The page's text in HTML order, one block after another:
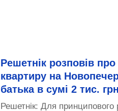
Решетнік розповів
квартиру на
батька в сумі 2 тис. грн
Решетнік: Для принципового